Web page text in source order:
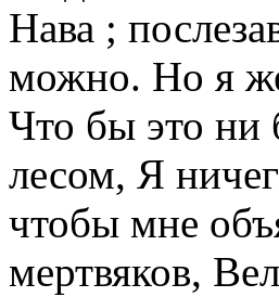
Нава ;
можно. Но я
Что бы это ни
лесом, Я
чтобы мне
мертвяков,